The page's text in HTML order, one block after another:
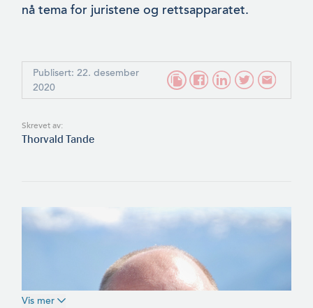
nå tema for juristene og rettsapparatet.
Publisert: 22. desember
2020
Skrevet av:
Thorvald Tande
Vis mer